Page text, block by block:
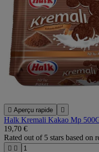
 Aperçu rapide 
Halk Kremali Kakao Mp
19,70 €
Rated out of 5 stars based on
 